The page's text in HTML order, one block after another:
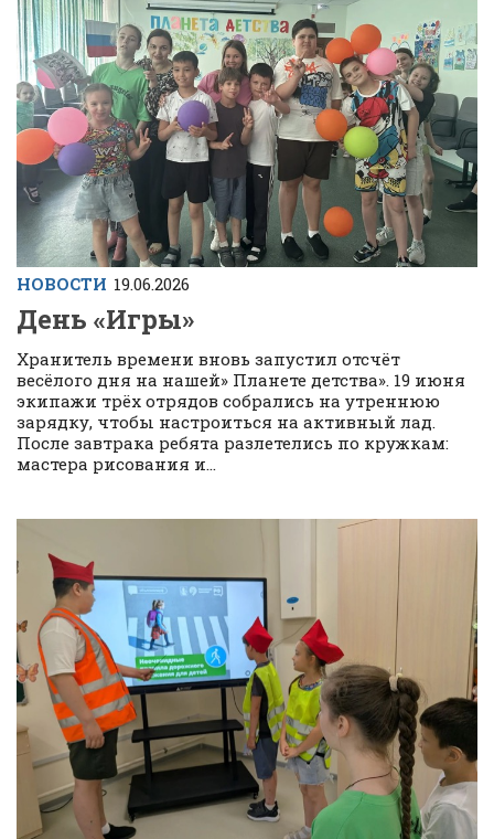
НОВОСТИ 19.06.2026
День «Игры»
Хранитель времени вновь запустил отсчёт
весёлого дня на нашей» Планете детства». 19 июня
экипажи трёх отрядов собрались на утреннюю
зарядку, чтобы настроиться на активный лад.
После завтрака ребята разлетелись по кружкам:
мастера рисования и...